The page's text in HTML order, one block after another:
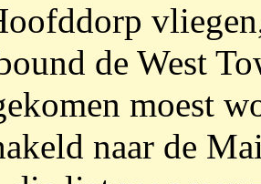
de West
moest
naar de